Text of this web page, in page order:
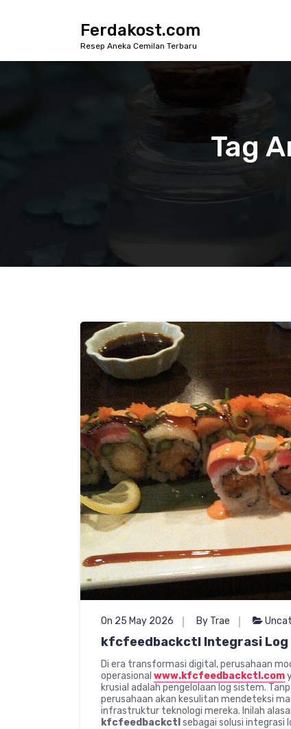
Ferdakost.com
Resep Aneka Cemilan Terbaru
Tag
On 25 May 2026 By Trae
kfcfeedbackctl Integrasi Log
Di era transformasi digital, perusahaan
operasional www.kfcfeedbackctl.com
krusial adalah pengelolaan log sistem.
perusahaan akan kesulitan mendeteksi
infrastruktur teknologi mereka. Inilah
kfcfeedbackctl sebagai solusi